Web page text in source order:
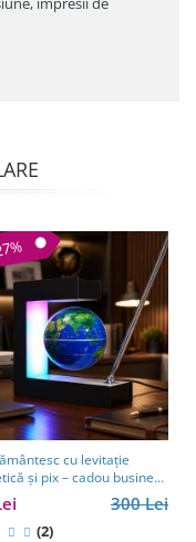
cu levitație
și pix – cadou business
bărbați pasionați de
și călătorii
300 Lei
(2)